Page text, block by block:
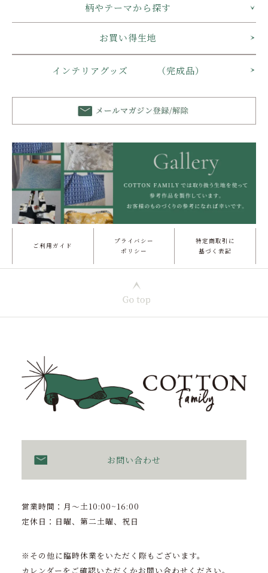
柄やテーマから探す
お買い得生地
インテリアグッズ （完成品）
ご利用ガイド
プライバシー
ポリシー
特定商取引に
基づく表記
お問い合わせ
営業時間：月〜土10:00~16:00
定休日：日曜、第二土曜、祝日
※その他に臨時休業をいただく際もございます。
カレンダーをご確認いただくかお問い合わせください。